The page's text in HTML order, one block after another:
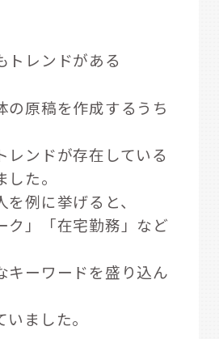
レンドがある
の原稿を作成するうち
レンドが存在している
た。
例に挙げると、
ク」「在宅勤務」など
キーワードを盛り込ん
ました。